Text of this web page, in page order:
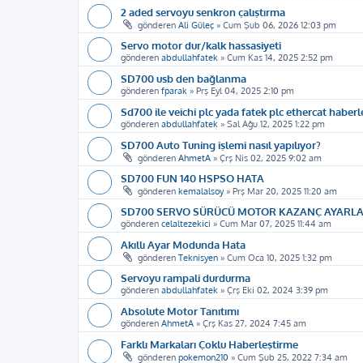
2 aded servoyu senkron çalıştırma
gönderen Ali Güleç » Cum Şub 06, 2026 12:03 pm
Servo motor dur/kalk hassasiyeti
gönderen abdullahfatek » Cum Kas 14, 2025 2:52 pm
SD700 usb den bağlanma
gönderen fparak » Prş Eyl 04, 2025 2:10 pm
Sd700 ile veichi plc yada fatek plc ethercat
gönderen abdullahfatek » Sal Ağu 12, 2025 1:22 pm
SD700 Auto Tuning işlemi nasıl yapılıyor?
gönderen AhmetA » Çrş Nis 02, 2025 9:02 am
SD700 FUN 140 HSPSO HATA
gönderen kemalalsoy» Prş Mar 20, 2025 11:20 am
SD700 SERVO SÜRÜCÜ MOTOR KAZANÇ
gönderen celaltezekici » Cum Mar 07, 2025 11:44 am
Akıllı Ayar Modunda Hata
gönderen Teknisyen » Cum Oca 10, 2025 1:32 pm
Servoyu rampali durdurma
gönderen abdullahfatek » Çrş Eki 02, 2024 3:39 pm
Absolute Motor Tanıtımı
gönderen AhmetA » Çrş Kas 27, 2024 7:45 am
Farklı Markaları Çoklu Haberleştirme
gönderen pokemon210 » Cum Şub 25, 2022 7:34 am